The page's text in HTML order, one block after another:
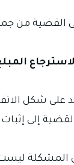
القضية من
على شكل
إلى
ليست